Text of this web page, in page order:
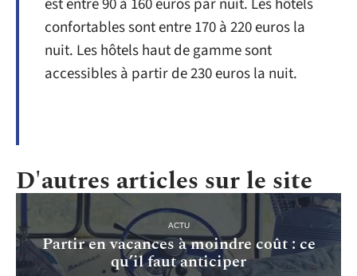
confortables sont entre 170 à 220 euros la
nuit. Les hôtels haut de gamme sont
accessibles à partir de 230 euros la nuit.
D'autres articles sur le site
ACTU
Partir en vacances à moindre coût : ce
qu’il faut anticiper